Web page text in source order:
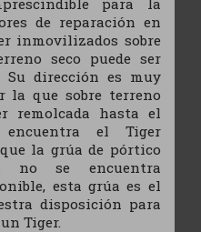
de reparación en
inmovilizados sobre
seco puede ser
Su dirección es muy
la que sobre terreno
remolcada hasta el
el Tiger
la grúa de pórtico
no se encuentra
esta grúa es el
disposición para
Tiger.